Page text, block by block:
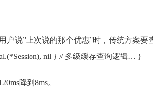
说”上次说的那个优惠”时，传统方案要
nil } // 多级缓存查询逻辑… }
降到8ms。